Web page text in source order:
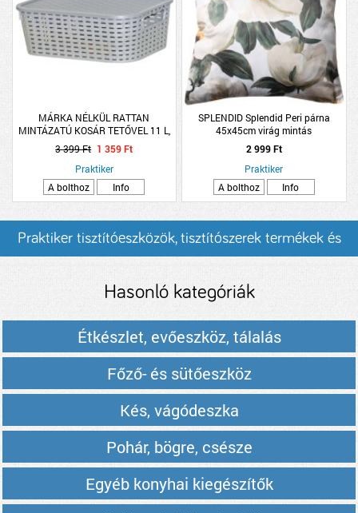
MÁRKA NÉLKÜL RATTAN
MINTÁZATÚ KOSÁR TETŐVEL 11 L,
SZÜRKE
3 399 Ft 1 359 Ft
Praktiker
A bolthoz
Info
SPLENDID Splendid Peri párna
45x45cm virág mintás
2 999 Ft
Praktiker
A bolthoz
Info
Praktiker tisztítóeszközök, tisztítószerek termékek és
Hasonló kategóriák
Étkészlet, evőeszköz, tálalás
Főző- és sütőeszköz
Kés, vágódeszka
Pohár, bögre, csésze
Egyéb konyhai kiegészítők